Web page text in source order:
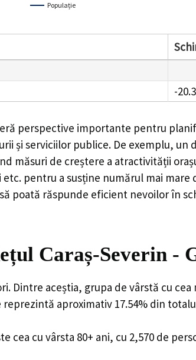
Populație
-
perspective importante pentru
și serviciilor publice. De exemplu, un
măsuri de creștere a atractivității
pentru a susține numărul mai
poată răspunde eficient nevoilor în
Caraș-Severin -
Dintre aceștia, grupa de vârstă cu
reprezintă aproximativ 17.54% din
cu vârsta 80+ ani, cu 2,570 de